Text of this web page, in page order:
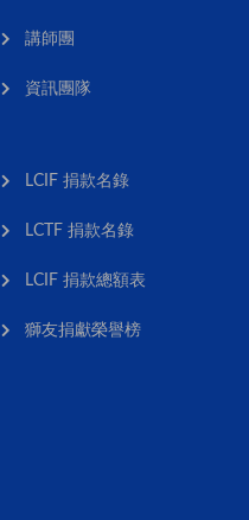
講師團
資訊團隊
LCIF 捐款名錄
LCTF 捐款名錄
LCIF 捐款總額表
獅友捐獻榮譽榜